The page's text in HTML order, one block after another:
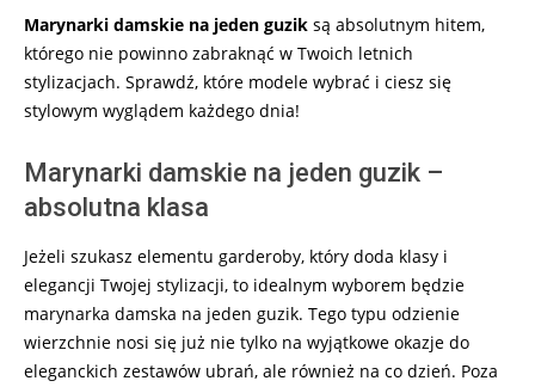
Marynarki damskie na jeden guzik są absolutnym hitem,
którego nie powinno zabraknąć w Twoich letnich
stylizacjach. Sprawdź, które modele wybrać i ciesz się
stylowym wyglądem każdego dnia!
Marynarki damskie na jeden guzik –
absolutna klasa
Jeżeli szukasz elementu garderoby, który doda klasy i
elegancji Twojej stylizacji, to idealnym wyborem będzie
marynarka damska na jeden guzik. Tego typu odzienie
wierzchnie nosi się już nie tylko na wyjątkowe okazje do
eleganckich zestawów ubrań, ale również na co dzień. Poza